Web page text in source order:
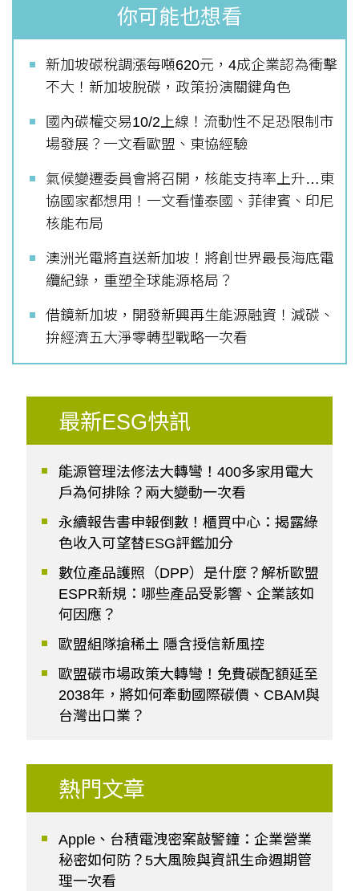
你可能也想看
新加坡碳稅調漲每噸620元，4成企業認為衝擊
不大！新加坡脫碳，政策扮演關鍵角色
國內碳權交易10/2上線！流動性不足恐限制市
場發展？一文看歐盟、東協經驗
氣候變遷委員會將召開，核能支持率上升…東
協國家都想用！一文看懂泰國、菲律賓、印尼
核能布局
澳洲光電將直送新加坡！將創世界最長海底電
纜紀錄，重塑全球能源格局？
借鏡新加坡，開發新興再生能源融資！減碳、
拚經濟五大淨零轉型戰略一次看
最新ESG快訊
能源管理法修法大轉彎！400多家用電大
戶為何排除？兩大變動一次看
永續報告書申報倒數！櫃買中心：揭露綠
色收入可望替ESG評鑑加分
數位產品護照（DPP）是什麼？解析歐盟
ESPR新規：哪些產品受影響、企業該如
何因應？
歐盟組隊搶稀土 隱含授信新風控
歐盟碳市場政策大轉彎！免費碳配額延至
2038年，將如何牽動國際碳價、CBAM與
台灣出口業？
熱門文章
Apple、台積電洩密案敲警鐘：企業營業
秘密如何防？5大風險與資訊生命週期管
理一次看